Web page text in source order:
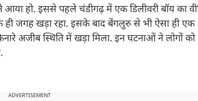
आया हो. इससे पहले चंडीगढ़ में एक डिलीवरी बॉय का
जगह खड़ा रहा. इसके बाद बेंगलुरु से भी ऐसा ही एक
अजीब स्थिति में खड़ा मिला. इन घटनाओं ने लोगों को
ADVERTISEMENT